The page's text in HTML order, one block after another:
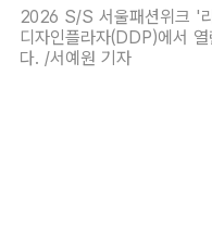
2026 S/S 서울패션위크 '
디자인플라자(DDP)에서
다. /서예원 기자